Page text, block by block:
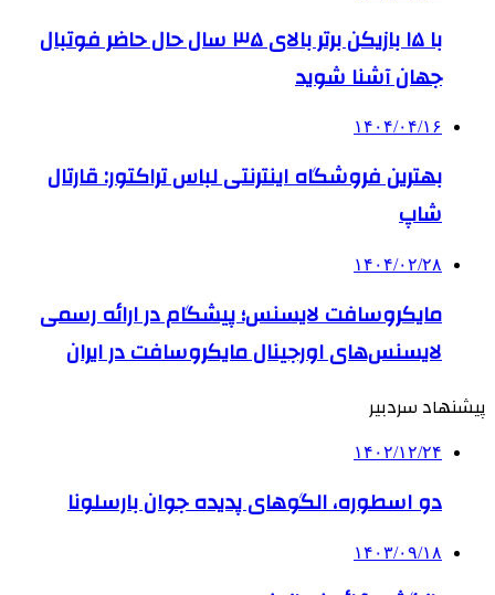
با ۱۵ بازیکن برتر بالای ۳۵ سال حال حاضر فوتبال
جهان آشنا شوید
۱۴۰۴/۰۴/۱۶
بهترین فروشگاه اینترنتی لباس تراکتور: قارتال
شاپ
۱۴۰۴/۰۲/۲۸
مایکروسافت لایسنس؛ پیشگام در ارائه رسمی
لایسنس‌های اورجینال مایکروسافت در ایران
پیشنهاد سردبیر
۱۴۰۲/۱۲/۲۴
دو اسطوره، الگوهای پدیده جوان بارسلونا
۱۴۰۳/۰۹/۱۸